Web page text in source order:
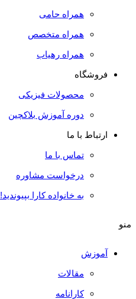
همراه حامی
همراه متخصص
همراه رهیاب
فروشگاه
محصولات فیزیکی
دوره آموزش بلاکچین
ارتباط با ما
تماس با ما
درخواست مشاوره
به خانواده کارا بپیوندید!
منو
آموزش
مقالات
کارانامه